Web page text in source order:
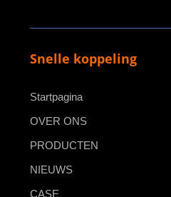
Snelle koppeling
Startpagina
OVER ONS
PRODUCTEN
NIEUWS
CASE